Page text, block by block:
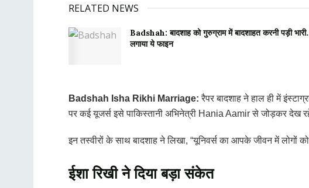
RELATED NEWS
Badshah: बादशाह को गुरुग्राम में बादशाहत करनी पड़ी
लगाया ये फाइन
Badshah Isha Rikhi Marriage:रैपर बादशाह ने हाल ही में
पर कई यूजर्स इसे पाकिस्तानी अभिनेत्री Hania Aamirसे जोड़कर देख
इन तस्वीरों के साथ बादशाह ने लिखा, “यूनिवर्स का आपके जीवन में
ईशा रिखी ने दिया बड़ा संकेत